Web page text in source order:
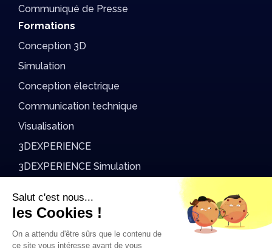
Communiqué de Presse
Formations
Conception 3D
Simulation
Conception électrique
Communication technique
Visualisation
3DEXPERIENCE
3DEXPERIENCE Simulation
AvenAo Academy
Support
Salut c'est nous...
les Cookies !
On a attendu d'être sûrs que le contenu de
ce site vous intéresse avant de vous